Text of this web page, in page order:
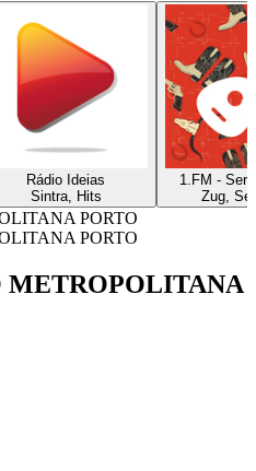
Rádio Ideias
Sintra, Hits
1.FM -
Zug,
PORTO
PORTO
METROPOLITANA